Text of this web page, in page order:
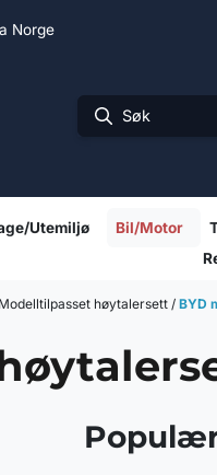
Norge
Utemiljø Bil/Motor
høytalersett / BYD